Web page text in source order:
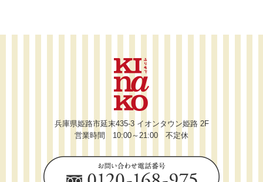
兵庫県姫路市延末435-3 イオンタウン姫路 2F
営業時間 10:00～21:00 不定休